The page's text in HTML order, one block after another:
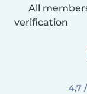
All
verification
4,7